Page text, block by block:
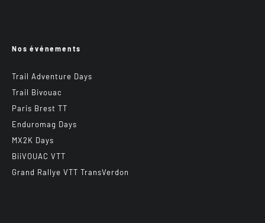
Nos événements
Trail Adventure Days
Trail Bivouac
Paris Brest TT
Enduromag Days
MX2K Days
BiiVOUAC VTT
Grand Rallye VTT TransVerdon